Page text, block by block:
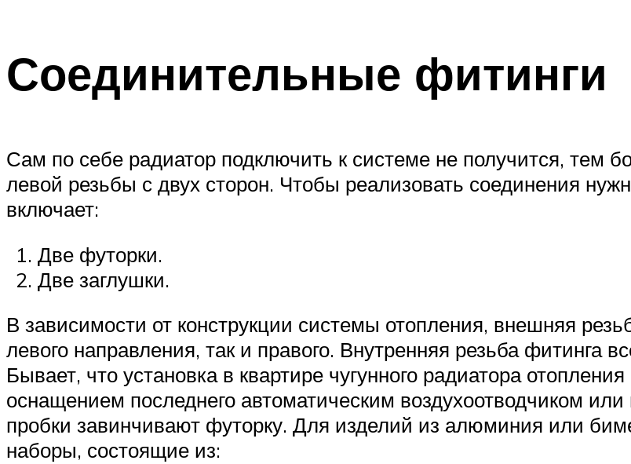
Соединительные фитинги
Сам по себе радиатор подключить к системе не получится, тем
левой резьбы с двух сторон. Чтобы реализовать соединения
включает:
Две футорки.
Две заглушки.
В зависимости от конструкции системы отопления, внешняя
левого направления, так и правого. Внутренняя резьба фитинга
Бывает, что установка в квартире чугунного радиатора
оснащением последнего автоматическим воздухоотводчиком
пробки завинчивают футорку. Для изделий из алюминия или
наборы, состоящие из: